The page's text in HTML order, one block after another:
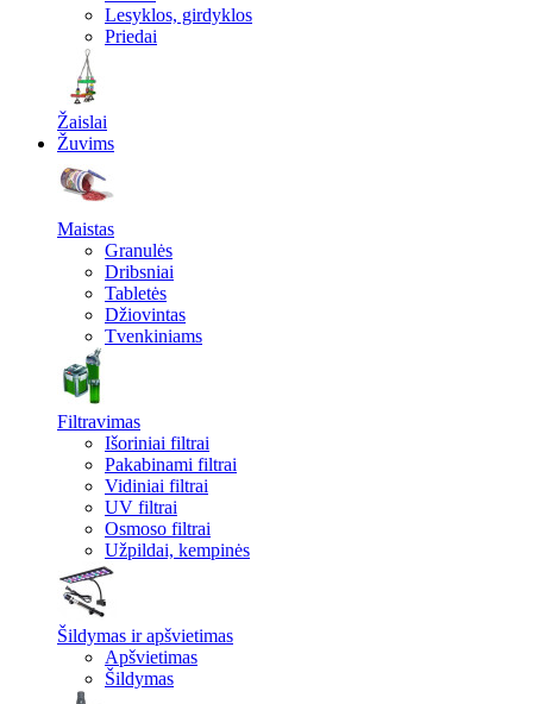
Lesyklos, girdyklos
Priedai
Žaislai
Žuvims
Maistas
Granulės
Dribsniai
Tabletės
Džiovintas
Tvenkiniams
Filtravimas
Išoriniai filtrai
Pakabinami filtrai
Vidiniai filtrai
UV filtrai
Osmoso filtrai
Užpildai, kempinės
Šildymas ir apšvietimas
Apšvietimas
Šildymas